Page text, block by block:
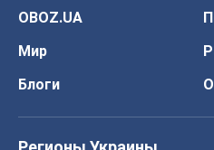
OBOZ.UA
Мир
Блоги